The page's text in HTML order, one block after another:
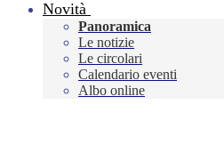
Novità
Panoramica
Le notizie
Le circolari
Calendario eventi
Albo online